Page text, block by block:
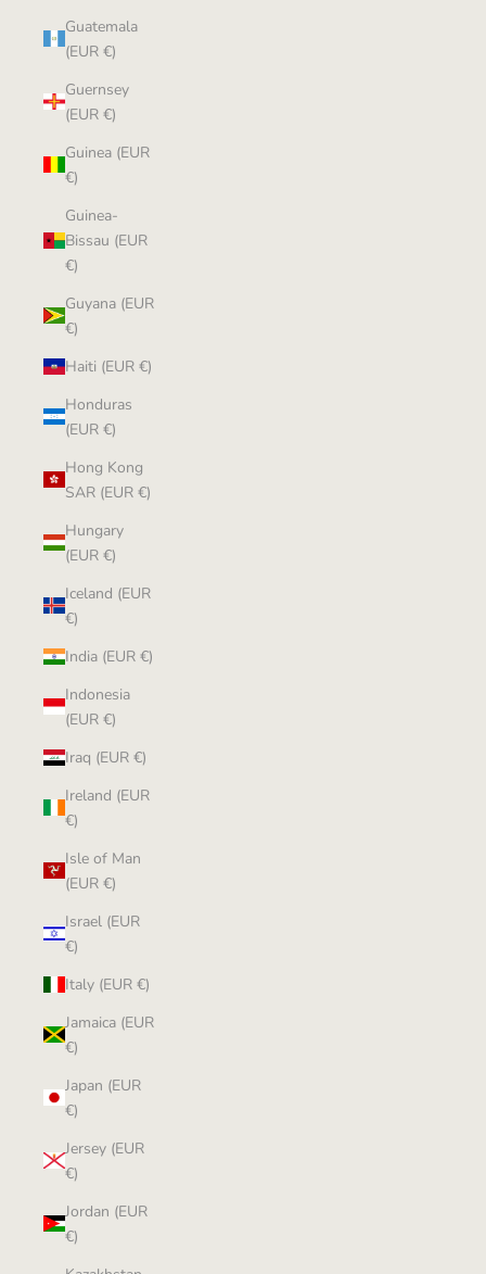
Guatemala
(EUR €)
Guernsey
(EUR €)
Guinea (EUR
€)
Guinea-
Bissau (EUR
€)
Guyana (EUR
€)
Haiti (EUR €)
Honduras
(EUR €)
Hong Kong
SAR (EUR €)
Hungary
(EUR €)
Iceland (EUR
€)
India (EUR €)
Indonesia
(EUR €)
Iraq (EUR €)
Ireland (EUR
€)
Isle of Man
(EUR €)
Israel (EUR
€)
Italy (EUR €)
Jamaica (EUR
€)
Japan (EUR
€)
Jersey (EUR
€)
Jordan (EUR
€)